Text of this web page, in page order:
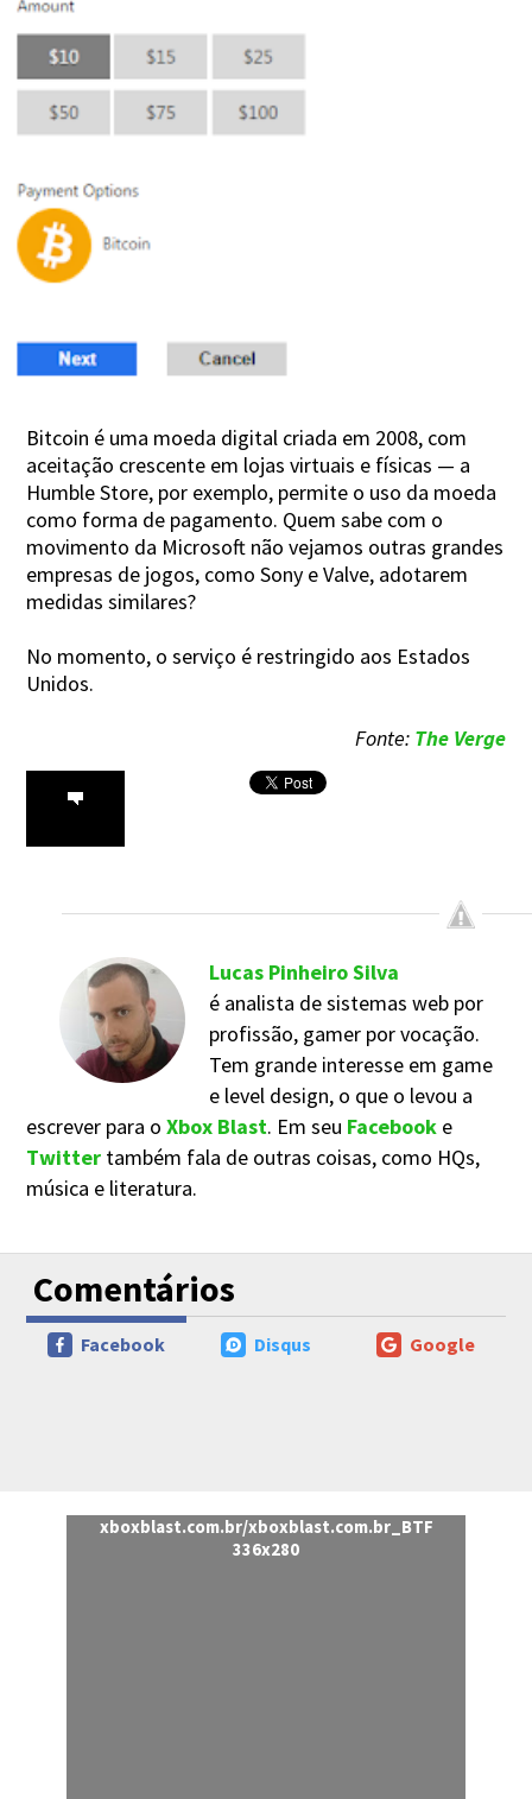
Bitcoin é uma moeda digital criada em 2008, com
aceitação crescente em lojas virtuais e físicas — a
Humble Store, por exemplo, permite o uso da moeda
como forma de pagamento. Quem sabe com o
movimento da Microsoft não vejamos outras grandes
empresas de jogos, como Sony e Valve, adotarem
medidas similares?
No momento, o serviço é restringido aos Estados
Unidos.
Fonte: The Verge
Lucas Pinheiro Silva
é analista de sistemas web por
profissão, gamer por vocação.
Tem grande interesse em game
e level design, o que o levou a
escrever para oXbox Blast. Em seu Facebook e
Twitter também fala de outras coisas, como HQs,
música e literatura.
Comentários
Google
Disqus
Facebook
xboxblast.com.br/xboxblast.com.br_BTF
336x280